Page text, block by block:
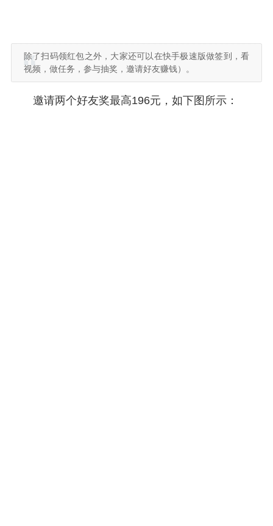
除了扫码领红包之外，大家还可以在快手极速版做签到，看
视频，做任务，参与抽奖，邀请好友赚钱）。
邀请两个好友奖最高196元，如下图所示：